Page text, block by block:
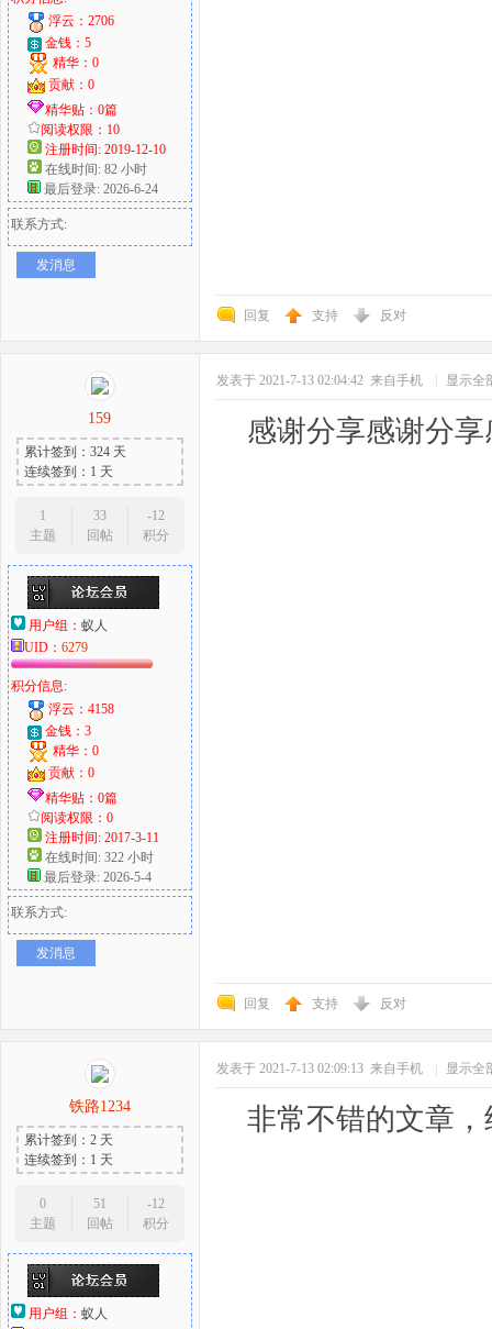
浮云：2706
金钱：5
精华：0
贡献：0
精华贴：0篇
阅读权限：10
注册时间: 2019-12-10
在线时间: 82 小时
最后登录: 2026-6-24
联系方式:
发消息
回复 支持 反对
159
累计签到：324 天
连续签到：1 天
1
主题
33
回帖
-12
积分
用户组： 蚁人
UID： 6279
积分信息:
浮云：4158
金钱：3
精华：0
贡献：0
精华贴：0篇
阅读权限：0
注册时间: 2017-3-11
在线时间: 322 小时
最后登录: 2026-5-4
联系方式:
发消息
发表于 2021-7-13 02:04:42 来自手机 显示全
感谢分享感谢分
回复 支持 反对
铁路1234
累计签到：2 天
连续签到：1 天
0
主题
51
回帖
-12
积分
用户组： 蚁人
发表于 2021-7-13 02:09:13 来自手机 显示全
非常不错的文章